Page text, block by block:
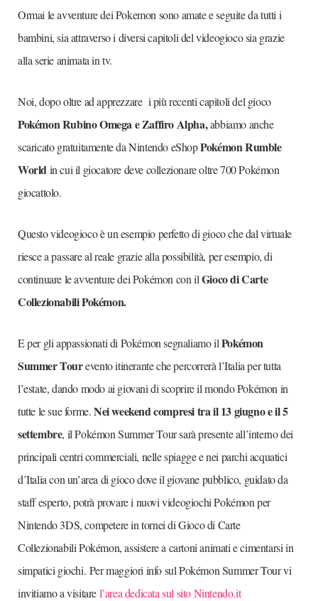
Ormai le avventure dei Pokemon sono amate e seguite da tutti i
bambini, sia attraverso i diversi capitoli del videogioco sia grazie
alla serie animata in tv.
Noi, dopo oltre ad apprezzare i più recenti capitoli del gioco
Pokémon Rubino Omega e Zaffiro Alpha,abbiamo anche
scaricato gratuitamente da Nintendo eShopPokémon Rumble
World in cui il giocatore deve collezionare oltre 700 Pokémon
giocattolo.
Questo videogioco è un esempio perfetto di gioco che dal virtuale
riesce a passare al reale grazie alla possibilità, per esempio, di
continuare le avventure dei Pokémon con ilGioco di Carte
Collezionabili Pokémon.
E per gli appassionati di Pokémon segnaliamo ilPokémon
Summer Tourevento itinerante che percorrerà l’Italia per tutta
l’estate, dando modo ai giovani di scoprire il mondo Pokémon in
tutte le sue forme.Nei weekend compresi tra il 13 giugno e il 5
settembre, il Pokémon Summer Tour sarà presente all’interno dei
principali centri commerciali, nelle spiagge e nei parchi acquatici
d’Italia con un’area di gioco dove il giovane pubblico, guidato da
staff esperto, potrà provare i nuovi videogiochi Pokémon per
Nintendo 3DS, competere in tornei di Gioco di Carte
Collezionabili Pokémon, assistere a cartoni animati e cimentarsi in
simpatici giochi. Per maggiori info sul Pokémon Summer Tour vi
invitiamo a visitarel’area dedicata sul sito Nintendo.it